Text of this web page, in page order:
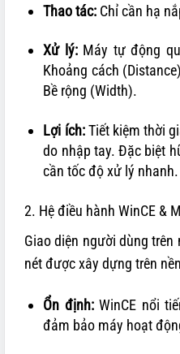
Thao tác: Chỉ cần hạ
Xử lý:Máy tự động
Khoảng cách
Bề rộng (Width).
Lợi ích:Tiết kiệm thời
do nhập tay. Đặc biệt
cần tốc độ xử lý nhanh.
2. Hệ điều hành WinCE &
Giao diện người dùng trên
nét được xây dựng trên
Ổn định:WinCE nổi
đảm bảo máy hoạt